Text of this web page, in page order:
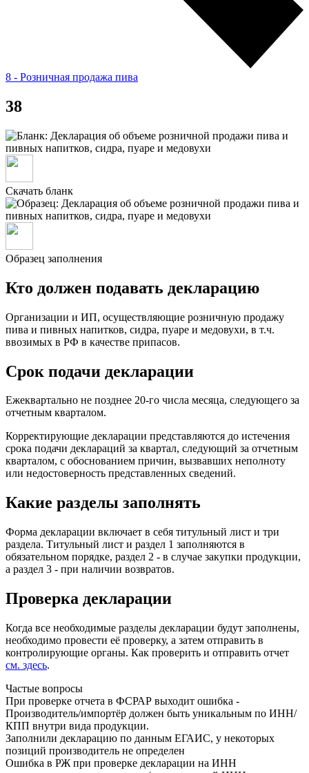
8 - Розничная продажа пива
38
Скачать бланк
Образец заполнения
Кто должен подавать декларацию
Организации и ИП, осуществляющие розничную продажу
пива и пивных напитков, сидра, пуаре и медовухи, в т.ч.
ввозимых в РФ в качестве припасов.
Срок подачи декларации
Ежеквартально не позднее 20-го числа месяца, следующего за
отчетным кварталом.
Корректирующие декларации представляются до истечения
срока подачи деклараций за квартал, следующий за отчетным
кварталом, с обоснованием причин, вызвавших неполноту
или недостоверность представленных сведений.
Какие разделы заполнять
Форма декларации включает в себя титульный лист и три
раздела. Титульный лист и раздел 1 заполняются в
обязательном порядке, раздел 2 - в случае закупки продукции,
а раздел 3 - при наличии возвратов.
Проверка декларации
Когда все необходимые разделы декларации будут заполнены,
необходимо провести её проверку, а затем отправить в
контролирующие органы. Как проверить и отправить отчет
см. здесь.
Частые вопросы
При проверке отчета в ФСРАР выходит ошибка -
Производитель/импортёр должен быть уникальным по ИНН/
КПП внутри вида продукции.
Заполнили декларацию по данным ЕГАИС, у некоторых
позиций производитель не определен
Ошибка в РЖ при проверке декларации на ИНН